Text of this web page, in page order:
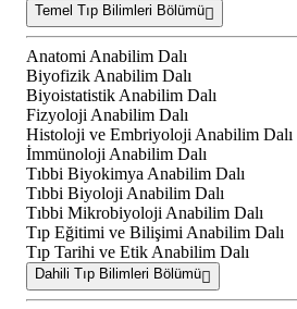
Temel Tıp Bilimleri Bölümü
Anatomi Anabilim Dalı
Biyofizik Anabilim Dalı
Biyoistatistik Anabilim Dalı
Fizyoloji Anabilim Dalı
Histoloji ve Embriyoloji Anabilim Dalı
İmmünoloji Anabilim Dalı
Tıbbi Biyokimya Anabilim Dalı
Tıbbi Biyoloji Anabilim Dalı
Tıbbi Mikrobiyoloji Anabilim Dalı
Tıp Eğitimi ve Bilişimi Anabilim Dalı
Tıp Tarihi ve Etik Anabilim Dalı
Dahili Tıp Bilimleri Bölümü